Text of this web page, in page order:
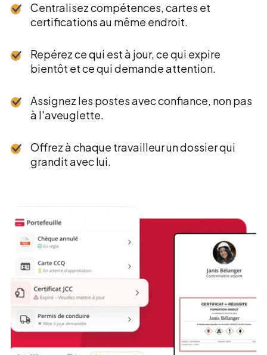
Centralisez compétences, cartes et
certifications au même endroit.
Repérez ce qui est à jour, ce qui expire
bientôt et ce qui demande attention.
Assignez les postes avec confiance, non pas
à l'aveuglette.
Offrez à chaque travailleur un dossier qui
grandit avec lui.